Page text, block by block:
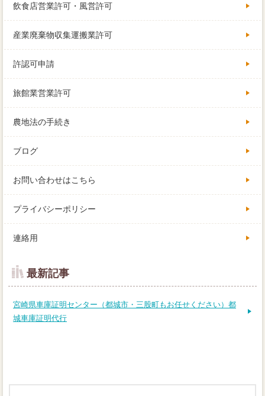
飲食店営業許可・風営許可
産業廃棄物収集運搬業許可
許認可申請
旅館業営業許可
農地法の手続き
ブログ
お問い合わせはこちら
プライバシーポリシー
連絡用
最新記事
宮崎県車庫証明センター（都城市・三股町もお任せください）都
城車庫証明代行